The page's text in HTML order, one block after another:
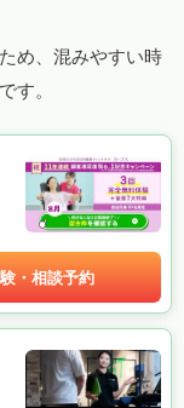
め、混みやすい時
す。
・相談予約